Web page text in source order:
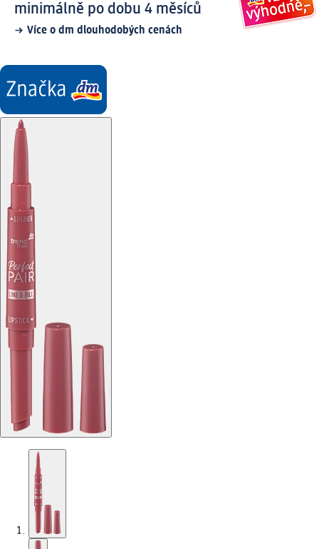
minimálně po dobu 4 měsíců
Více o dm dlouhodobých cenách